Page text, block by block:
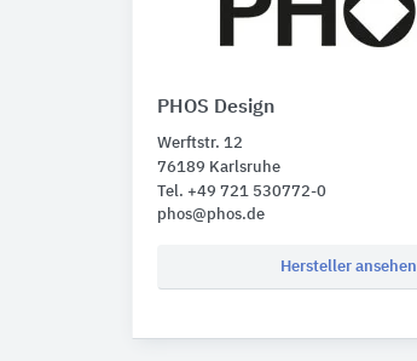
PHOS Design
Werftstr. 12
76189 Karlsruhe
Tel. +49 721 530772-0
phos@phos.de
Hersteller ansehen